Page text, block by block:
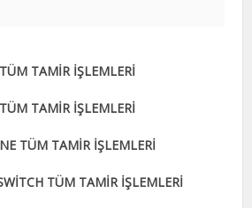
TAMİR İŞLEMLERİ
TAMİR İŞLEMLERİ
TÜM TAMİR İŞLEMLERİ
TÜM TAMİR İŞLEMLERİ